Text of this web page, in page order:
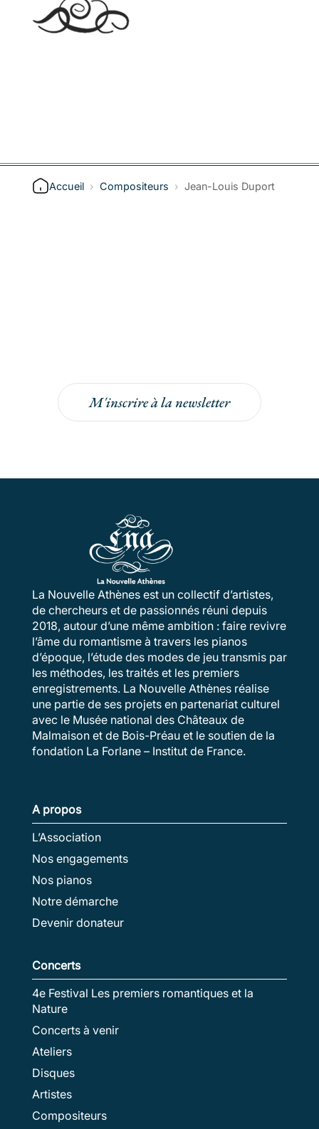
Accueil › Compositeurs › Jean-Louis Duport
M'inscrire à la newsletter
La Nouvelle Athènes est un collectif d’artistes,
de chercheurs et de passionnés réuni depuis
2018, autour d’une même ambition : faire revivre
l’âme du romantisme à travers les pianos
d’époque, l’étude des modes de jeu transmis par
les méthodes, les traités et les premiers
enregistrements. La Nouvelle Athènes réalise
une partie de ses projets en partenariat culturel
avec le Musée national des Châteaux de
Malmaison et de Bois-Préau et le soutien de la
fondation La Forlane – Institut de France.
A propos
L’Association
Nos engagements
Nos pianos
Notre démarche
Devenir donateur
Concerts
4e Festival Les premiers romantiques et la
Nature
Concerts à venir
Ateliers
Disques
Artistes
Compositeurs